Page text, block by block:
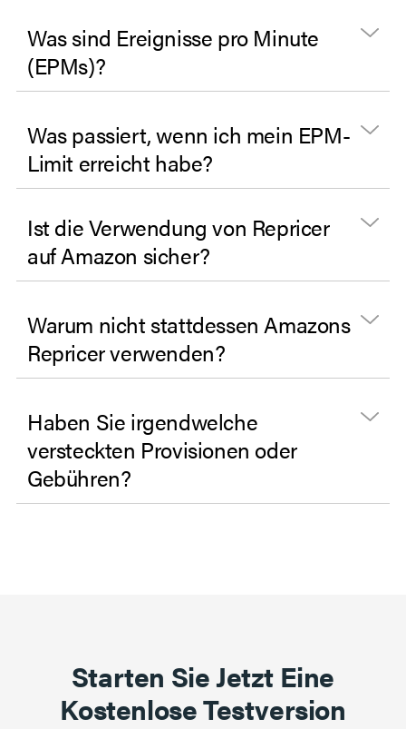
Was sind Ereignisse pro Minute
(EPMs)?
Was passiert, wenn ich mein EPM-
Limit erreicht habe?
Ist die Verwendung von Repricer
auf Amazon sicher?
Warum nicht stattdessen Amazons
Repricer verwenden?
Haben Sie irgendwelche
versteckten Provisionen oder
Gebühren?
Starten Sie Jetzt Eine
Kostenlose Testversion